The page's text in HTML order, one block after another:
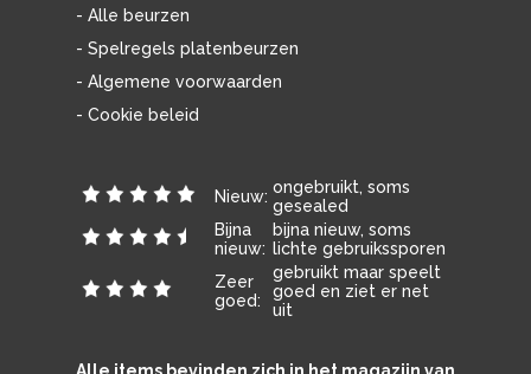
- Alle beurzen
- Spelregels platenbeurzen
- Algemene voorwaarden
- Cookie beleid
Nieuw: ongebruikt, soms
gesealed
Bijna
nieuw:
bijna nieuw, soms
lichte gebruikssporen
Zeer
goed:
gebruikt maar speelt
goed en ziet er net
uit